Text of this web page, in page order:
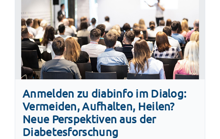
Anmelden zu diabinfo im Dialog:
Vermeiden, Aufhalten, Heilen?
Neue Perspektiven aus der
Diabetesforschung